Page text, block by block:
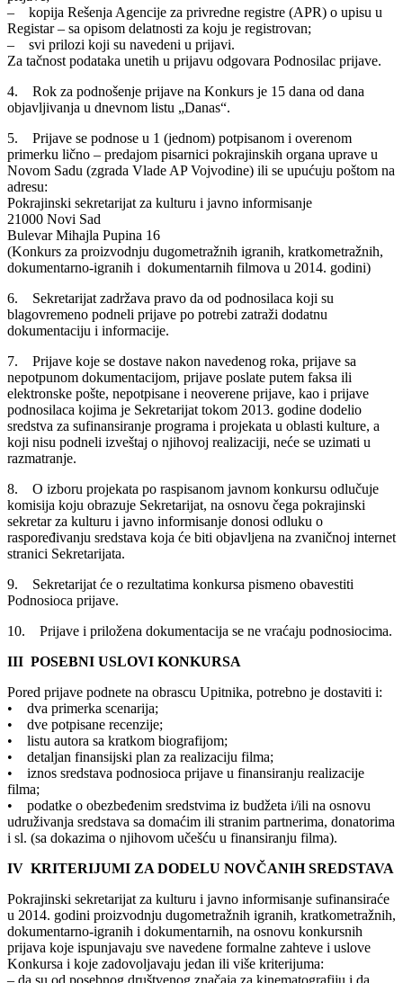
– kopija Rešenja Agencije za privredne registre (APR) o upisu u
Registar – sa opisom delatnosti za koju je registrovan;
– svi prilozi koji su navedeni u prijavi.
Za tačnost podataka unetih u prijavu odgovara Podnosilac prijave.
4. Rok za podnošenje prijave na Konkurs je 15 dana od dana
objavljivanja u dnevnom listu „Danas“.
5. Prijave se podnose u 1 (jednom) potpisanom i overenom
primerku lično – predajom pisarnici pokrajinskih organa uprave u
Novom Sadu (zgrada Vlade AP Vojvodine) ili se upućuju poštom na
adresu:
Pokrajinski sekretarijat za kulturu i javno informisanje
21000 Novi Sad
Bulevar Mihajla Pupina 16
(Konkurs za proizvodnju dugometražnih igranih, kratkometražnih,
dokumentarno-igranih i dokumentarnih filmova u 2014. godini)
6. Sekretarijat zadržava pravo da od podnosilaca koji su
blagovremeno podneli prijave po potrebi zatraži dodatnu
dokumentaciju i informacije.
7. Prijave koje se dostave nakon navedenog roka, prijave sa
nepotpunom dokumentacijom, prijave poslate putem faksa ili
elektronske pošte, nepotpisane i neoverene prijave, kao i prijave
podnosilaca kojima je Sekretarijat tokom 2013. godine dodelio
sredstva za sufinansiranje programa i projekata u oblasti kulture, a
koji nisu podneli izveštaj o njihovoj realizaciji, neće se uzimati u
razmatranje.
8. O izboru projekata po raspisanom javnom konkursu odlučuje
komisija koju obrazuje Sekretarijat, na osnovu čega pokrajinski
sekretar za kulturu i javno informisanje donosi odluku o
raspoređivanju sredstava koja će biti objavljena na zvaničnoj internet
stranici Sekretarijata.
9. Sekretarijat će o rezultatima konkursa pismeno obavestiti
Podnosioca prijave.
10. Prijave i priložena dokumentacija se ne vraćaju podnosiocima.
III POSEBNI USLOVI KONKURSA
Pored prijave podnete na obrascu Upitnika, potrebno je dostaviti i:
• dva primerka scenarija;
• dve potpisane recenzije;
• listu autora sa kratkom biografijom;
• detaljan finansijski plan za realizaciju filma;
• iznos sredstava podnosioca prijave u finansiranju realizacije
filma;
• podatke o obezbeđenim sredstvima iz budžeta i/ili na osnovu
udruživanja sredstava sa domaćim ili stranim partnerima, donatorima
i sl. (sa dokazima o njihovom učešću u finansiranju filma).
IV KRITERIJUMI ZA DODELU NOVČANIH SREDSTAVA
Pokrajinski sekretarijat za kulturu i javno informisanje sufinansiraće
u 2014. godini proizvodnju dugometražnih igranih, kratkometražnih,
dokumentarno-igranih i dokumentarnih, na osnovu konkursnih
prijava koje ispunjavaju sve navedene formalne zahteve i uslove
Konkursa i koje zadovoljavaju jedan ili više kriterijuma:
– da su od posebnog društvenog značaja za kinematografiju i da